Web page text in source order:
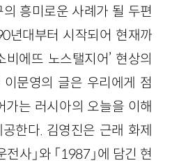
흥미로운 사례가 될 두편
년대부터 시작되어 현재까
비에뜨 노스탤지어’ 현상의
문영의 글은 우리에게 점
가는 러시아의 오늘을 이해
한다. 김영진은 근래 화제
사」와 「1987」에 담긴 현